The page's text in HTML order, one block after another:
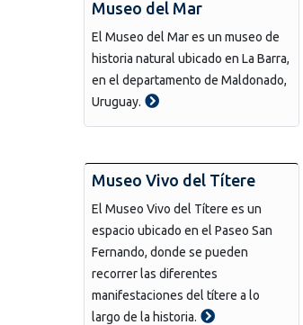
Museo del Mar
El Museo del Mar es un museo de
historia natural ubicado en La Barra,
en el departamento de Maldonado,
Uruguay.
Museo Vivo del Títere
El Museo Vivo del Títere es un
espacio ubicado en el Paseo San
Fernando, donde se pueden
recorrer las diferentes
manifestaciones del títere a lo
largo de la historia.